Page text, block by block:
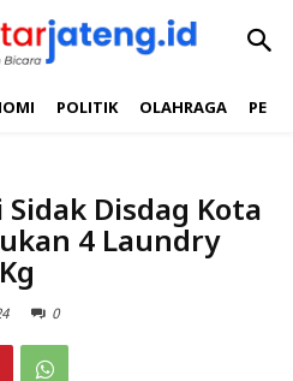
POLITIK OLAHRAGA
Disdag Kota
4 Laundry
0